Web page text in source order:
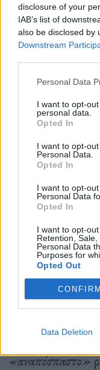
disclosure of your
IAB’s list of
also be disclosed by
Downstream
Personal Data
I want to opt-
personal data.
Opted In
I want to opt-
Personal Data.
Opted In
I want to opt-
Personal Data
Opted In
I want to opt-
Retention,
Personal Data
Purposes for
Opted Out
CONFIRM
Data Deletion
γιορτάσουμε το
Ως αποτέλεσμα,
μετά είναι
αποτέλεσαν
Θέλω τέτοιες
μια ενεργή
Το καστ και το
η συμμετοχή της
ότι η ύπαρξη
και είχαν τόσες
πρόθυμοι να
γυρισμάτων«μια
υποστήριξε και
«αναπόσπαστο»